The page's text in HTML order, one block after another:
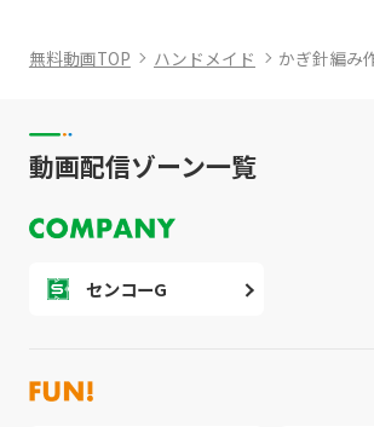
無料動画TOP ハンドメイド かぎ針編み
動画配信ゾーン一覧
センコーG